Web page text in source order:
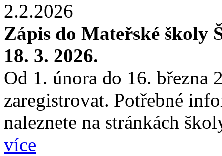
2.2.2026
Zápis do Mateřské školy
18. 3. 2026.
Od 1. února do 16. března
zaregistrovat. Potřebné
naleznete na stránkách
více